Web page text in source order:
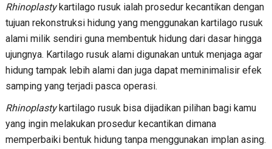
Rhinoplastykartilago rusuk ialah prosedur kecantikan dengan
tujuan rekonstruksi hidung yang menggunakan kartilago rusuk
alami milik sendiri guna membentuk hidung dari dasar hingga
ujungnya. Kartilago rusuk alami digunakan untuk menjaga agar
hidung tampak lebih alami dan juga dapat meminimalisir efek
samping yang terjadi pasca operasi.
Rhinoplastykartilago rusuk bisa dijadikan pilihan bagi kamu
yang ingin melakukan prosedur kecantikan dimana
memperbaiki bentuk hidung tanpa menggunakan implan asing.